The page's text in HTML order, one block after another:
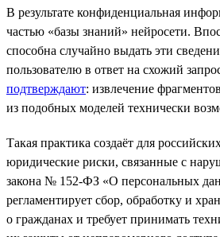
В результате конфиденциальная
частью «базы знаний» нейросети.
способна случайно выдать эти
пользователю в ответ на схожий
подтверждают: извлечение
из подобных моделей технически
Такая практика создаёт для
юридические риски, связанные с
закона № 152-ФЗ «О персональных
регламентирует сбор, обработку и
о гражданах и требует принимать